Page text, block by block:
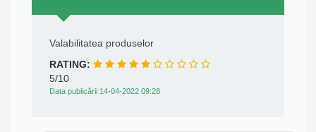
Valabilitatea produselor
RATING:
5/10
Data publicării 14-04-2022 09:28